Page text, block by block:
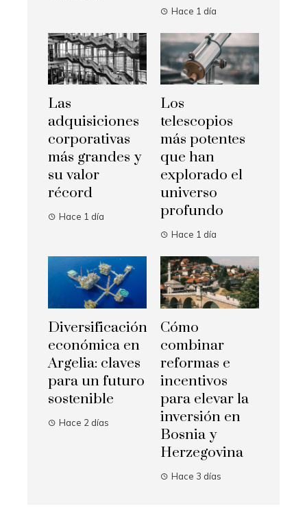
Hace 1 día
Las
adquisiciones
corporativas
más grandes y
su valor
récord
Hace 1 día
Los
telescopios
más potentes
que han
explorado el
universo
profundo
Hace 1 día
Diversificación
económica en
Argelia: claves
para un futuro
sostenible
Hace 2 días
Cómo
combinar
reformas e
incentivos
para elevar la
inversión en
Bosnia y
Herzegovina
Hace 3 días